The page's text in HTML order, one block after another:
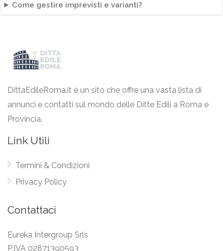
Come gestire imprevisti e varianti?
DittaEdileRoma.it è un sito che offre una vasta lista di
annunci e contatti sul mondo delle Ditte Edili a Roma e
Provincia.
Link Utili
Termini & Condizioni
Privacy Policy
Contattaci
Eureka Intergroup Srls
P.IVA 02871390593